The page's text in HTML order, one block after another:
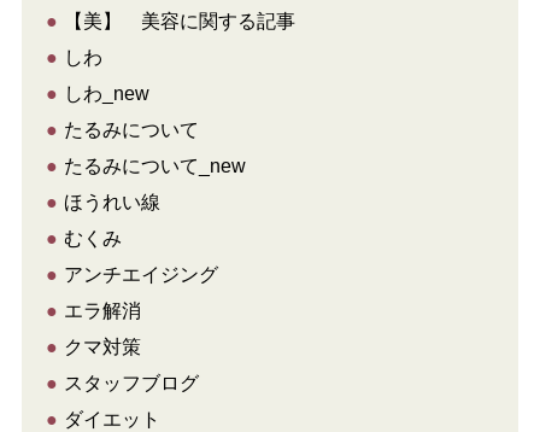
●
【美】 美容に関する記事
● しわ
● しわ_new
● たるみについて
● たるみについて_new
● ほうれい線
● むくみ
● アンチエイジング
● エラ解消
● クマ対策
● スタッフブログ
● ダイエット